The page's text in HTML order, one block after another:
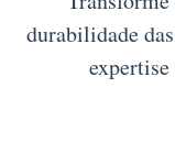
durabilidade